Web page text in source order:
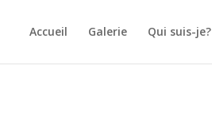
Accueil Galerie Qui suis-je?